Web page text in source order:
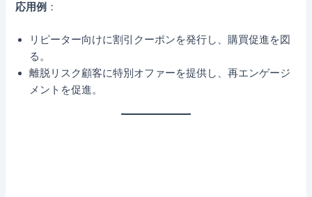
応用例 ：
リピーター向けに割引クーポンを発行し、購買促進を図
る。
離脱リスク顧客に特別オファーを提供し、再エンゲージ
メントを促進。